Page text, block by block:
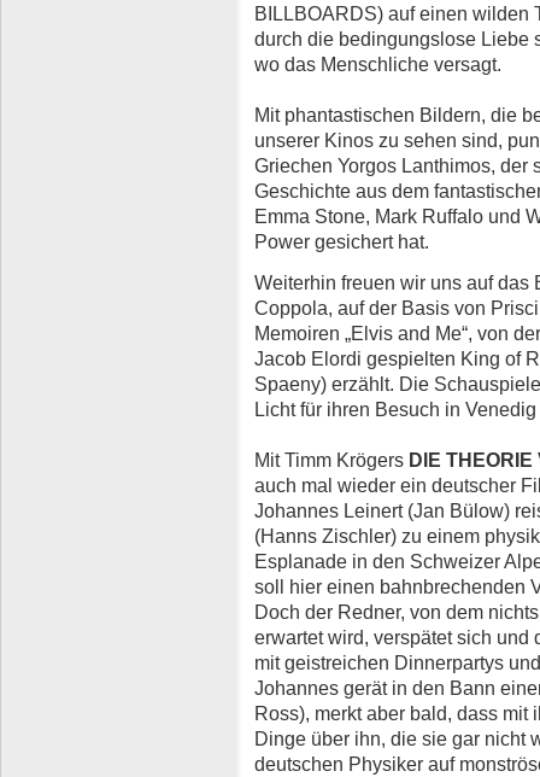
BILLBOARDS) auf einen wilden
durch die bedingungslose Liebe
wo das Menschliche versagt.
Mit phantastischen Bildern, die
unserer Kinos zu sehen sind,
Griechen Yorgos Lanthi­mos, der
Geschichte aus dem
Emma Stone, Mark Ruffalo und
Power gesichert hat.
Weiterhin freuen wir uns auf das
Coppola, auf der Basis von
Memoiren „Elvis and Me“, von
Jacob Elordi gespielten King of
Spaeny) erzählt. Die
Licht für ihren Besuch in
Mit Timm Krögers DIE
auch mal wieder ein deutscher
Johannes Leinert (Jan Bülow)
(Hanns Zischler) zu einem
Esplanade in den Schweizer
soll hier einen bahnbrechenden
Doch der Redner, von dem
erwartet wird, verspätet sich
mit geistreichen Dinnerpartys
Johannes gerät in den Bann
Ross), merkt aber bald, dass
Dinge über ihn, die sie gar nicht
deutschen Physiker auf